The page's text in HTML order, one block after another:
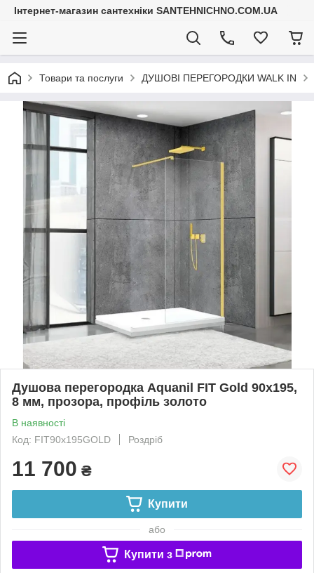
Інтернет-магазин сантехніки SANTEHNICHNO.COM.UA
Товари та послуги ДУШОВІ ПЕРЕГОРОДКИ WALK IN
Душова перегородка Aquanil FIT Gold 90х195,
8 мм, прозора, профіль золото
В наявності
Код: FIT90х195GOLD
Роздріб
11 700 ₴
Купити
або
Купити з